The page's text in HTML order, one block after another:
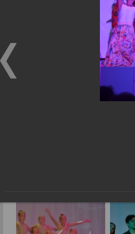
Главная
Открытие 32-й Недели
Открытие 32-й